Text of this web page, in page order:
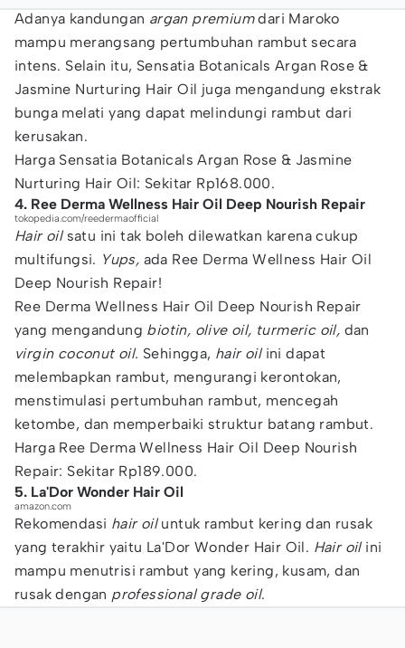
Adanya kandungan argan premiumdari Maroko
mampu merangsang pertumbuhan rambut secara
intens. Selain itu, Sensatia Botanicals Argan Rose &
Jasmine Nurturing Hair Oil juga mengandung ekstrak
bunga melati yang dapat melindungi rambut dari
kerusakan.
Harga Sensatia Botanicals Argan Rose & Jasmine
Nurturing Hair Oil: Sekitar Rp168.000.
4. Ree Derma Wellness Hair Oil Deep Nourish Repair
tokopedia.com/reedermaofficial
Hair oil satu ini tak boleh dilewatkan karena cukup
multifungsi. Yups, ada Ree Derma Wellness Hair Oil
Deep Nourish Repair!
Ree Derma Wellness Hair Oil Deep Nourish Repair
yang mengandung biotin, olive oil, turmeric oil, dan
virgin coconut oil. Sehingga, hair oil ini dapat
melembapkan rambut, mengurangi kerontokan,
menstimulasi pertumbuhan rambut, mencegah
ketombe, dan memperbaiki struktur batang rambut.
Harga Ree Derma Wellness Hair Oil Deep Nourish
Repair: Sekitar Rp189.000.
5. La'Dor Wonder Hair Oil
amazon.com
Rekomendasi hair oiluntuk rambut kering dan rusak
yang terakhir yaitu La'Dor Wonder Hair Oil. Hair oilini
mampu menutrisi rambut yang kering, kusam, dan
rusak dengan professional grade oil.